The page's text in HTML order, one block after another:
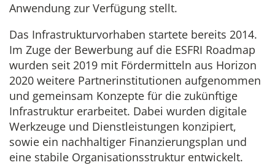
Anwendung zur Verfügung stellt.
Das Infrastrukturvorhaben startete bereits 2014.
Im Zuge der Bewerbung auf die ESFRI Roadmap
wurden seit 2019 mit Fördermitteln aus Horizon
2020 weitere Partnerinstitutionen aufgenommen
und gemeinsam Konzepte für die zukünftige
Infrastruktur erarbeitet. Dabei wurden digitale
Werkzeuge und Dienstleistungen konzipiert,
sowie ein nachhaltiger Finanzierungsplan und
eine stabile Organisationsstruktur entwickelt.